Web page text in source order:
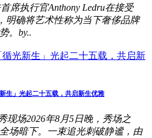
席执行官Anthony Ledru在接受
明确将艺术性称为当下奢侈品牌
。by..
生」光起二十五载，共启新生优雅
现场2026年8月5日晚，秀场之
场暗下。一束追光刺破静谧，由